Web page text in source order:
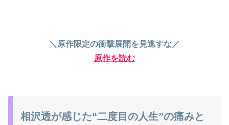
＼原作限定の衝撃展開を見逃すな／
原作を読む
相沢透が感じた“二度目の人生”の痛みと